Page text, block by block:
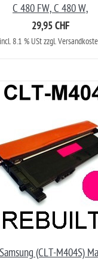
C 480 FW, C 480 W,
29,95 CHF
incl. 8.1 % USt zzgl.
(CLT-M404S)